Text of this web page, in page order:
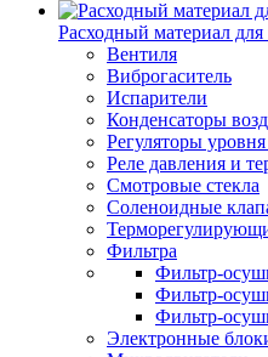
Расходный материал
Вентиля
Виброгаситель
Испарители
Конденсаторы
Регуляторы
Реле давления и
Смотровые стекла
Соленоидные
Фильтра
Фильтр-
Фильтр-
Фильтр-
Электронные